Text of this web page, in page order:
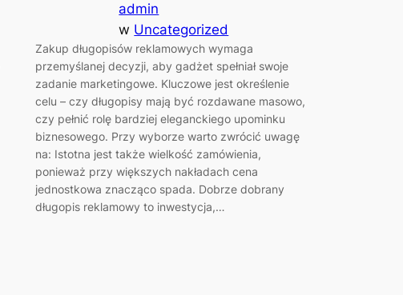
admin
w Uncategorized
Zakup długopisów reklamowych wymaga
przemyślanej decyzji, aby gadżet spełniał swoje
zadanie marketingowe. Kluczowe jest określenie
celu – czy długopisy mają być rozdawane masowo,
czy pełnić rolę bardziej eleganckiego upominku
biznesowego. Przy wyborze warto zwrócić uwagę
na: Istotna jest także wielkość zamówienia,
ponieważ przy większych nakładach cena
jednostkowa znacząco spada. Dobrze dobrany
długopis reklamowy to inwestycja,…